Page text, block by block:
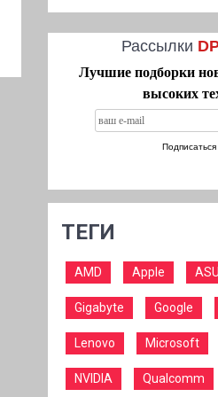
Рассылки
Лучшие подборки
высоких
ТЕГИ
AMD Apple
Gigabyte Google
Lenovo Microsoft
NVIDIA Qualcomm